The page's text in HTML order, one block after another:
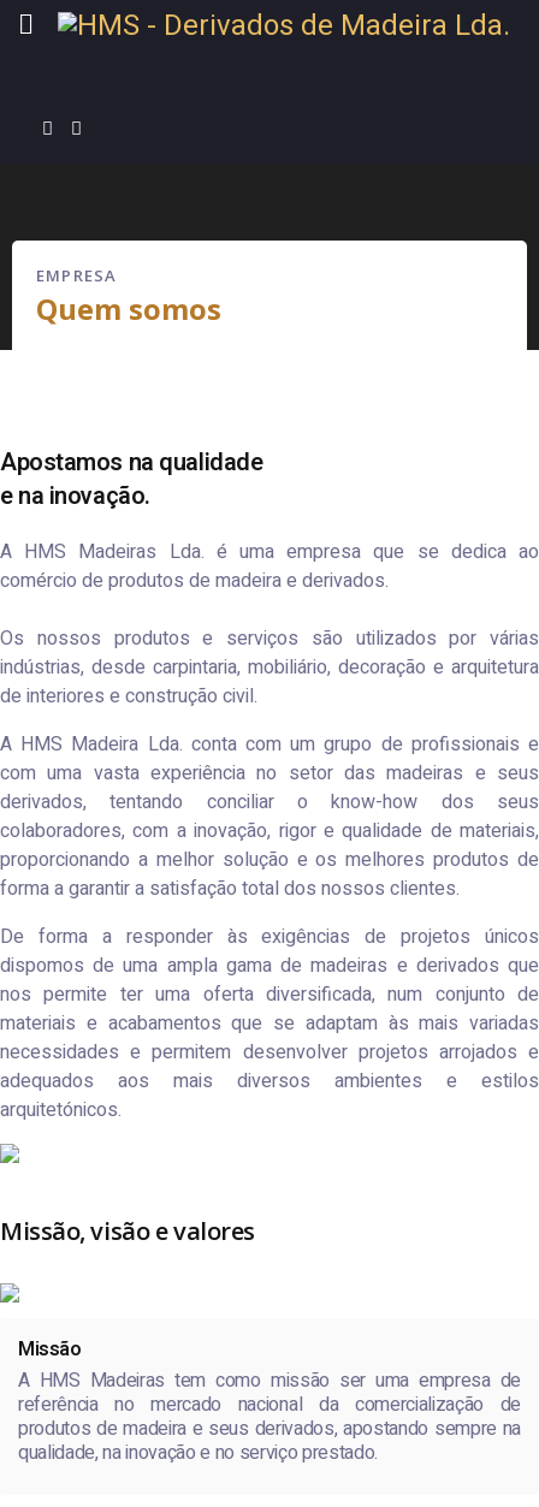
EMPRESA
Quem somos
Apostamos na qualidade
e na inovação.
A HMS Madeiras Lda. é uma empresa que se dedica ao
comércio de produtos de madeira e derivados.
Os nossos produtos e serviços são utilizados por várias
indústrias, desde carpintaria, mobiliário, decoração e arquitetura
de interiores e construção civil.
A HMS Madeira Lda. conta com um grupo de profissionais e
com uma vasta experiência no setor das madeiras e seus
derivados, tentando conciliar o know-how dos seus
colaboradores, com a inovação, rigor e qualidade de materiais,
proporcionando a melhor solução e os melhores produtos de
forma a garantir a satisfação total dos nossos clientes.
De forma a responder às exigências de projetos únicos
dispomos de uma ampla gama de madeiras e derivados que
nos permite ter uma oferta diversificada, num conjunto de
materiais e acabamentos que se adaptam às mais variadas
necessidades e permitem desenvolver projetos arrojados e
adequados aos mais diversos ambientes e estilos
arquitetónicos.
Missão, visão e valores
Missão
A HMS Madeiras tem como missão ser uma empresa de
referência no mercado nacional da comercialização de
produtos de madeira e seus derivados, apostando sempre na
qualidade, na inovação e no serviço prestado.